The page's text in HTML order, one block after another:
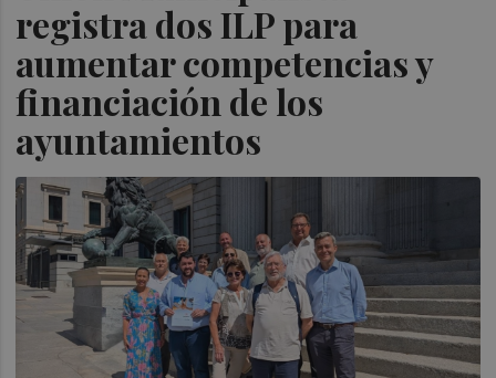
registra dos ILP para
aumentar competencias y
financiación de los
ayuntamientos